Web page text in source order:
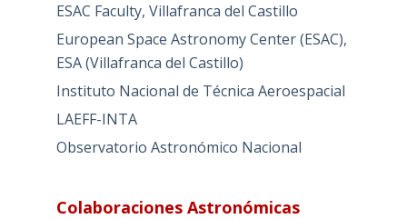
ESAC Faculty, Villafranca del Castillo
European Space Astronomy Center (ESAC),
ESA (Villafranca del Castillo)
Instituto Nacional de Técnica Aeroespacial
LAEFF-INTA
Observatorio Astronómico Nacional
Colaboraciones Astronómicas